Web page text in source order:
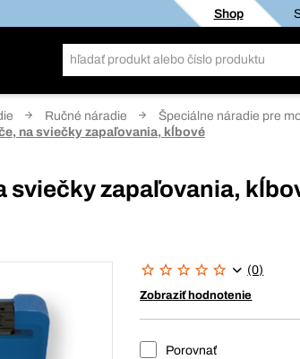
Shop
Ručné náradie Špeciálne náradie pre
na sviečky zapaľovania, kĺbové
sviečky zapaľovania,
(0)
Zobraziť hodnotenie
Porovnať